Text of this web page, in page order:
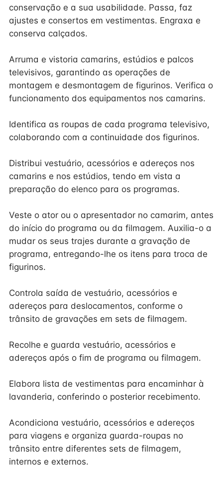
conservação e a sua usabilidade. Passa, faz
ajustes e consertos em vestimentas. Engraxa e
conserva calçados.
Arruma e vistoria camarins, estúdios e palcos
televisivos, garantindo as operações de
montagem e desmontagem de figurinos. Verifica o
funcionamento dos equipamentos nos camarins.
Identifica as roupas de cada programa televisivo,
colaborando com a continuidade dos figurinos.
Distribui vestuário, acessórios e adereços nos
camarins e nos estúdios, tendo em vista a
preparação do elenco para os programas.
Veste o ator ou o apresentador no camarim, antes
do início do programa ou da filmagem. Auxilia-o a
mudar os seus trajes durante a gravação de
programa, entregando-lhe os itens para troca de
figurinos.
Controla saída de vestuário, acessórios e
adereços para deslocamentos, conforme o
trânsito de gravações em sets de filmagem.
Recolhe e guarda vestuário, acessórios e
adereços após o fim de programa ou filmagem.
Elabora lista de vestimentas para encaminhar à
lavanderia, conferindo o posterior recebimento.
Acondiciona vestuário, acessórios e adereços
para viagens e organiza guarda-roupas no
trânsito entre diferentes sets de filmagem,
internos e externos.